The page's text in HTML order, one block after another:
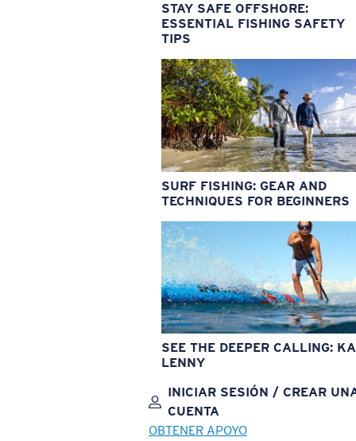
STAY SAFE OFFSHORE:
ESSENTIAL FISHING SAFETY
TIPS
SURF FISHING: GEAR AND
TECHNIQUES FOR BEGINNERS
SEE THE DEEPER CALLING:
LENNY
INICIAR SESIÓN / CREAR
CUENTA
OBTENER APOYO